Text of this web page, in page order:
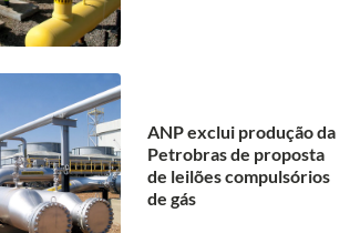
ANP exclui produção da
Petrobras de proposta
de leilões compulsórios
de gás